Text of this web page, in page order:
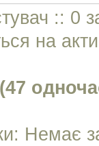
:: 0
на
(47
Немає